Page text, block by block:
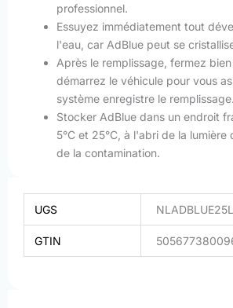
professionnel.
Essuyez immédiatement tout
l'eau, car AdBlue peut se
Après le remplissage, fermez
démarrez le véhicule pour vous
système enregistre le remplissage.
Stocker AdBlue dans un endroit
5°C et 25°C, à l'abri de la lumière
de la contamination.
UGS NLADBLUE25L
GTIN